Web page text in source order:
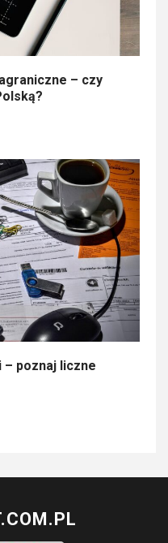
– czy
poznaj liczne